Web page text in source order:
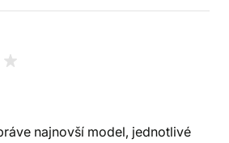
najnovší model, jednotlivé